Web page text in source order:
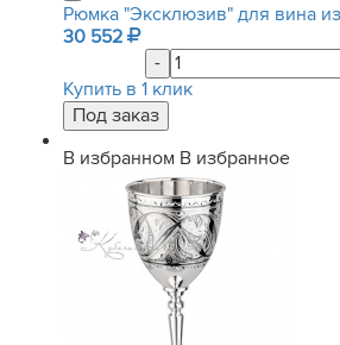
Рюмка "Эксклюзив" для вина
30 552
-
Купить в 1 клик
В избранном В избранное